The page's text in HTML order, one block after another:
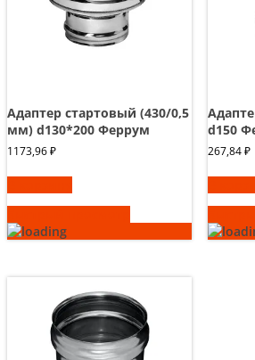
Адаптер стартовый (430/0,5
мм) d130*200 Феррум
1173,96₽
d150
267,84₽